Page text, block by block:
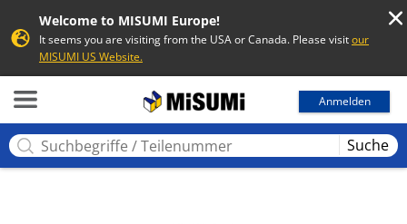
Welcome to MISUMI Europe!
It seems you are visiting from the USA or Canada. Please visitour
MISUMI US Website.
Anmelden
Suche